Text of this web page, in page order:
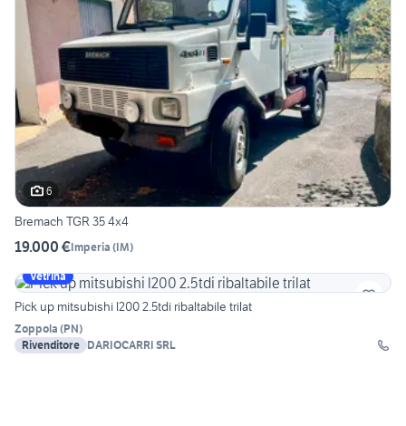
6
Bremach TGR 35 4x4
19.000 €Imperia (IM)
Vetrina
Pick up mitsubishi l200 2.5tdi ribaltabile trilat
Zoppola (PN)
Rivenditore DARIOCARRI SRL